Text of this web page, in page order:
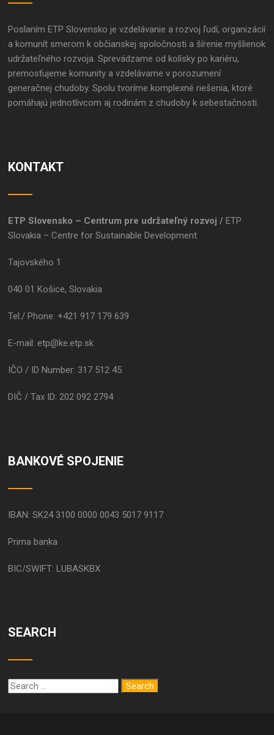
Poslaním ETP Slovensko je vzdelávanie a rozvoj ľudí, organizácií
a komunít smerom k občianskej spoločnosti a šírenie myšlienok
udržateľného rozvoja. Sprevádzame od kolísky po kariéru,
premosťujeme komunity a vzdelávame v porozumení
generačnej chudoby. Spolu tvoríme komplexné riešenia, ktoré
pomáhajú jednotlivcom aj rodinám z chudoby k sebestačnosti.
KONTAKT
ETP Slovensko – Centrum pre udržateľný rozvoj /ETP
Slovakia – Centre for Sustainable Development
Tajovského 1
040 01 Košice, Slovakia
Tel./ Phone: +421 917 179 639
E-mail: etp@ke.etp.sk
IČO / ID Number: 317 512 45
DIČ / Tax ID: 202 092 2794
BANKOVÉ SPOJENIE
IBAN: SK24 3100 0000 0043 5017 9117
Prima banka
BIC/SWIFT: LUBASKBX
SEARCH